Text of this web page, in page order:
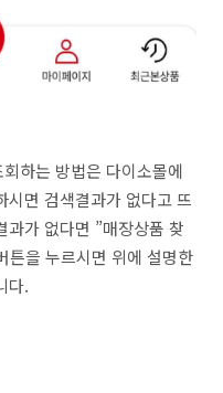
하는 방법은 다이소몰에
시면 검색결과가 없다고 뜨
가 없다면 ”매장상품 찾
튼을 누르시면 위에 설명한
다.